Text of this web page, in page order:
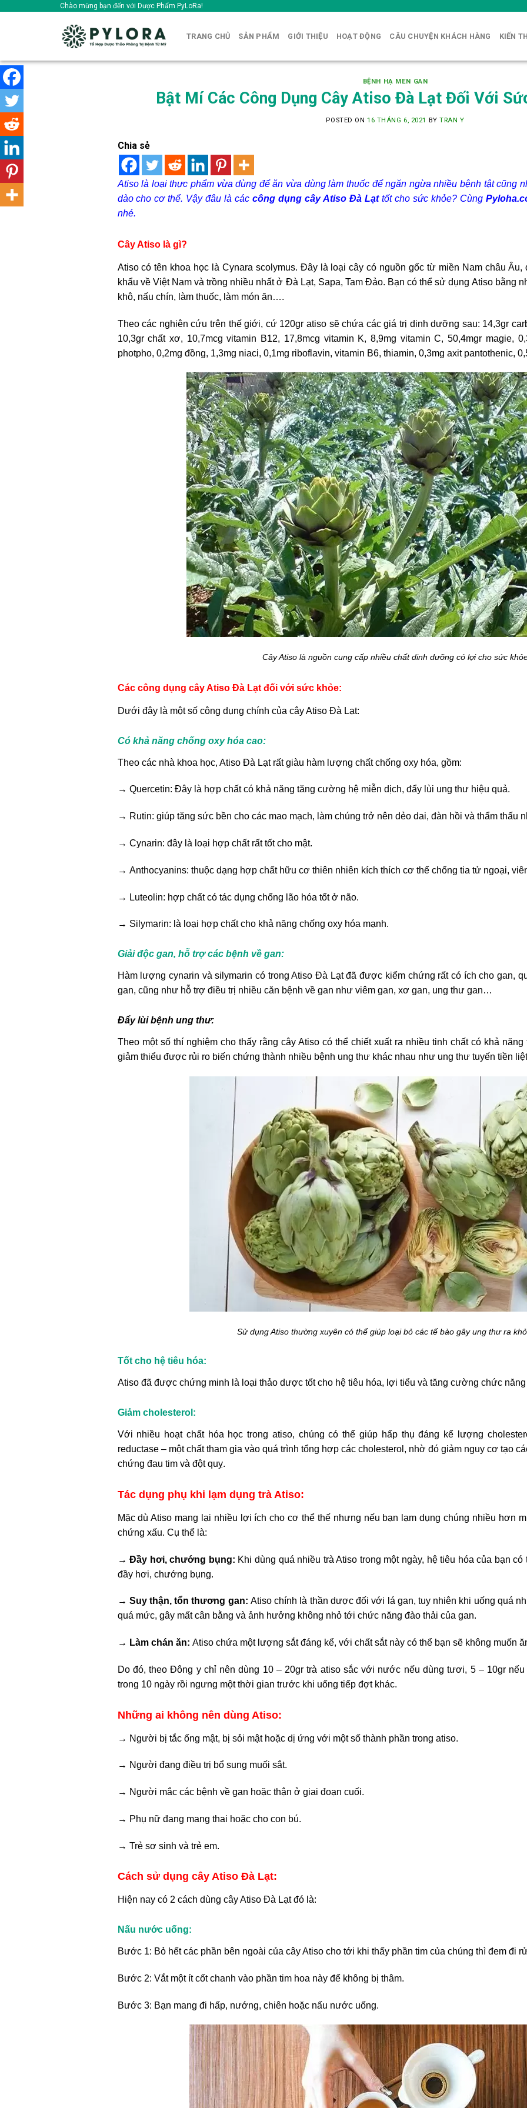
Chào mừng bạn đến với Dược Phẩm PyLoRa!
TRANG CHỦ SẢN PHẨM GIỚI THIỆU HOẠT ĐỘNG CÂU CHUYỆN KHÁCH HÀNG KIẾN
BỆNH HẠ MEN GAN
Bật Mí Các Công Dụng Cây Atiso Đà Lạt Đối Với
POSTED ON 16 THÁNG 6, 2021 BYTRAN Y
Chia sẻ
Atiso là loại thực phẩm vừa dùng để ăn vừa dùng làm thuốc để ngăn ngừa nhiều bệnh tật cũng
dào cho cơ thể. Vậy đâu là cáccông dụng cây Atiso Đà Lạttốt cho sức khỏe? Cùng
nhé.
Cây Atiso là gì?
Atiso có tên khoa học là Cynara scolymus. Đây là loại cây có nguồn gốc từ miền Nam châu
khẩu về Việt Nam và trồng nhiều nhất ở Đà Lạt, Sapa, Tam Đảo. Bạn có thể sử dụng Atiso bằng
khô, nấu chín, làm thuốc, làm món ăn….
Theo các nghiên cứu trên thế giới, cứ 120gr atiso sẽ chứa các giá trị dinh dưỡng sau: 14,3gr
10,3gr chất xơ, 10,7mcg vitamin B12, 17,8mcg vitamin K, 8,9mg vitamin C, 50,4mgr magie,
photpho, 0,2mg đồng, 1,3mg niaci, 0,1mg riboflavin, vitamin B6, thiamin, 0,3mg axit pantothenic,
Cây Atiso là nguồn cung cấp nhiều chất dinh dưỡng có lợi cho sức
Các công dụng cây Atiso Đà Lạt đối với sức khỏe:
Dưới đây là một số công dụng chính của cây Atiso Đà Lạt:
Có khả năng chống oxy hóa cao:
Theo các nhà khoa học, Atiso Đà Lạt rất giàu hàm lượng chất chống oxy hóa, gồm:
→ Quercetin: Đây là hợp chất có khả năng tăng cường hệ miễn dịch, đẩy lùi ung thư hiệu quả.
→ Rutin: giúp tăng sức bền cho các mao mạch, làm chúng trở nên dẻo dai, đàn hồi và thẩm thấu
→ Cynarin: đây là loại hợp chất rất tốt cho mật.
→ Anthocyanins: thuộc dạng hợp chất hữu cơ thiên nhiên kích thích cơ thể chống tia tử ngoại,
→ Luteolin: hợp chất có tác dụng chống lão hóa tốt ở não.
→ Silymarin: là loại hợp chất cho khả năng chống oxy hóa mạnh.
Giải độc gan, hỗ trợ các bệnh về gan:
Hàm lượng cynarin và silymarin có trong Atiso Đà Lạt đã được kiểm chứng rất có ích cho gan,
gan, cũng như hỗ trợ điều trị nhiều căn bệnh về gan như viêm gan, xơ gan, ung thư gan…
Đẩy lùi bệnh ung thư:
Theo một số thí nghiệm cho thấy rằng cây Atiso có thể chiết xuất ra nhiều tinh chất có khả
giảm thiểu được rủi ro biến chứng thành nhiều bệnh ung thư khác nhau như ung thư tuyến tiền
Sử dụng Atiso thường xuyên có thể giúp loại bỏ các tế bào gây ung thư ra
Tốt cho hệ tiêu hóa:
Atiso đã được chứng minh là loại thảo dược tốt cho hệ tiêu hóa, lợi tiểu và tăng cường chức năng
Giảm cholesterol:
Với nhiều hoạt chất hóa học trong atiso, chúng có thể giúp hấp thụ đáng kể lượng
reductase – một chất tham gia vào quá trình tổng hợp các cholesterol, nhờ đó giảm nguy cơ tạo
chứng đau tim và đột quỵ.
Tác dụng phụ khi lạm dụng trà Atiso:
Mặc dù Atiso mang lại nhiều lợi ích cho cơ thể thế nhưng nếu bạn lạm dụng chúng nhiều hơn
chứng xấu. Cụ thể là:
→ Đầy hơi, chướng bụng: Khi dùng quá nhiều trà Atiso trong một ngày, hệ tiêu hóa của bạn
đầy hơi, chướng bụng.
→ Suy thận, tổn thương gan: Atiso chính là thần dược đối với lá gan, tuy nhiên khi uống quá
quá mức, gây mất cân bằng và ảnh hưởng không nhỏ tới chức năng đào thải của gan.
→ Làm chán ăn: Atiso chứa một lượng sắt đáng kể, với chất sắt này có thể bạn sẽ không muốn
Do đó, theo Đông y chỉ nên dùng 10 – 20gr trà atiso sắc với nước nếu dùng tươi, 5 – 10gr
trong 10 ngày rồi ngưng một thời gian trước khi uống tiếp đợt khác.
Những ai không nên dùng Atiso:
→ Người bị tắc ống mật, bị sỏi mật hoặc dị ứng với một số thành phần trong atiso.
→ Người đang điều trị bổ sung muối sắt.
→ Người mắc các bệnh về gan hoặc thận ở giai đoạn cuối.
→ Phụ nữ đang mang thai hoặc cho con bú.
→ Trẻ sơ sinh và trẻ em.
Cách sử dụng cây Atiso Đà Lạt:
Hiện nay có 2 cách dùng cây Atiso Đà Lạt đó là:
Nấu nước uống:
Bước 1: Bỏ hết các phần bên ngoài của cây Atiso cho tới khi thấy phần tim của chúng thì đem đi
Bước 2: Vắt một ít cốt chanh vào phần tim hoa này để không bị thâm.
Bước 3: Bạn mang đi hấp, nướng, chiên hoặc nấu nước uống.